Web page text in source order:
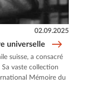
universelle
02.09.2025
suisse, a consacré
vaste collection
Mémoire du